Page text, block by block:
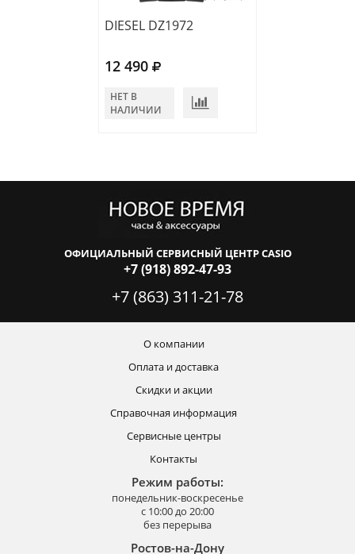
DIESEL DZ1972
12 490
НЕТ В
НАЛИЧИИ
ОФИЦИАЛЬНЫЙ СЕРВИСНЫЙ ЦЕНТР CASIO
+7 (918) 892-47-93
+7 (863) 311-21-78
О компании
Оплата и доставка
Скидки и акции
Справочная информация
Сервисные центры
Контакты
Режим работы:
понедельник-воскресенье
с 10:00 до 20:00
без перерыва
Ростов-на-Дону